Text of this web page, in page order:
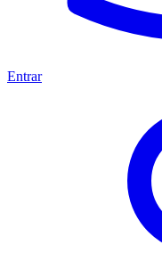
Entrar